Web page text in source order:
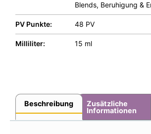
Blends, Beruhigung &
PV Punkte: 48 PV
Milliliter: 15 ml
Beschreibung
Zusätzliche
Informationen